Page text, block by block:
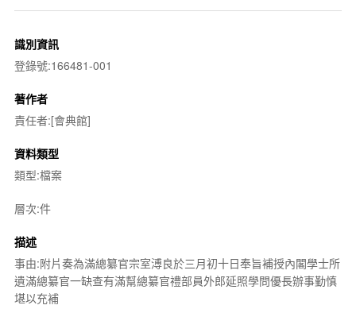
識別資訊
登錄號:166481-001
著作者
責任者:[會典館]
資料類型
類型:檔案
層次:件
描述
事由:附片奏為滿總纂官宗室溥良於三月初十日奉旨補授內閣學士所
遺滿總纂官一缺查有滿幫總纂官禮部員外郎延照學問優長辦事勤慎
堪以充補